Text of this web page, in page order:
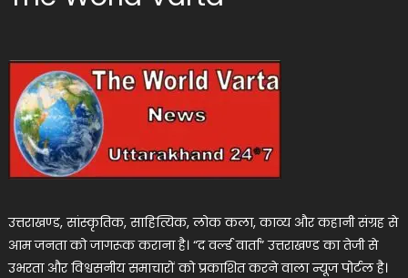
उत्तराखण्ड, सांस्कृतिक, साहित्यिक, लोक कला, काव्य और कहानी संग्रह से
आम जनता को जागरूक कराना है। “द वर्ल्ड वार्ता” उत्तराखण्ड का तेजी से
उभरता और विश्वसनीय समाचारों को प्रकाशित करने वाला न्यूज पोर्टल है।